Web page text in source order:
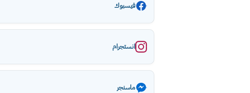
فيسبوك
انستجرام
ماسنجر